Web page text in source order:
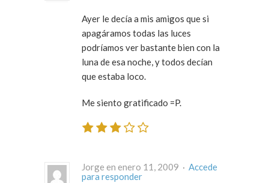
Ayer le decía a mis amigos que si
apagáramos todas las luces
podríamos ver bastante bien con la
luna de esa noche, y todos decían
que estaba loco.
Me siento gratificado =P.
Jorge en enero 11, 2009 · Accede
para responder